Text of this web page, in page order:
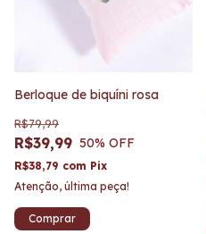
Berloque de biquíni rosa
R$39,99
R$79,99
50% OFF
R$38,79 com Pix
Atenção, última peça!